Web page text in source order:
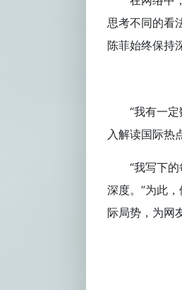
思考不同的看
陈菲始终保持
“我有一
入解读国际热
“我写下
深度。”为此
际局势，为网